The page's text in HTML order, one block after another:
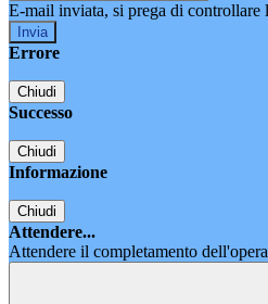
E-mail inviata, si prega di controllare
Errore
Chiudi
Successo
Chiudi
Informazione
Chiudi
Attendere...
Attendere il completamento